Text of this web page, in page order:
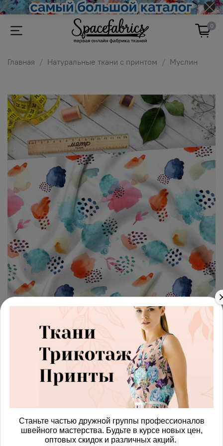
0
Главная Натуральные ткани с принтом Муслин
арт. 4287425_muslin
Ткань муслин акварельные
облачка
Получить доступ к оптовым ценам
В корзину
Станьте частью дружной группы профессионалов
швейного мастерства. Будьте в курсе новых цен,
оптовых скидок и различных акций.